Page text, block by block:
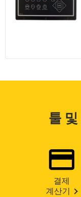
툴
결제
계산기